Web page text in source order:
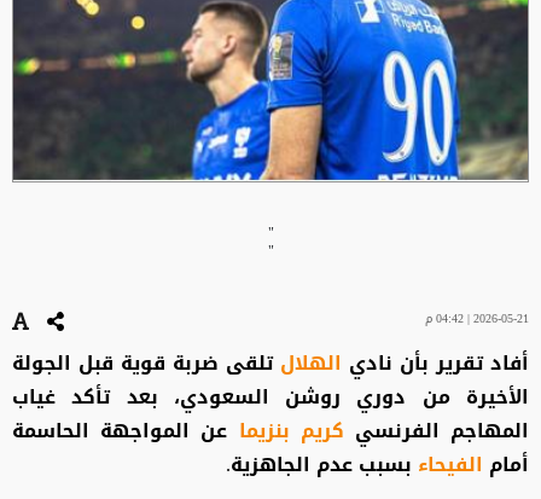
"
"
2026-05-21 | 04:42 م
أفاد تقرير بأن نادي الهلالتلقى ضربة قوية قبل الجولة
الأخيرة من دوري روشن السعودي، بعد تأكد غياب
المهاجم الفرنسي كريم بنزيما عن المواجهة الحاسمة
أمام الفيحاء بسبب عدم الجاهزية.